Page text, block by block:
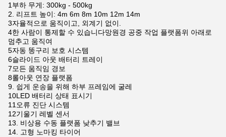
1부하 무게: 300kg - 500kg
2. 리프트 높이: 4m 6m 8m 10m 12m 14m
3자율적으로 움직이고, 외계기 없이.
4한 사람이 통제할 수 있습니다망원경 공중 작업 플랫폼위 아래로
멈추고 움직여
5자동 똥구리 보호 시스템
6슬라이드 아웃 배터리 트레이
7모든 움직임 경보
8롤아웃 연장 플랫폼
9. 쉽게 운송을 위해 하부 프레임에 굴레
10LED 배터리 상태 표시기
11오류 진단 시스템
12기울기 레벨 센서
13. 비상용 수동 플랫폼 낮추기 밸브
14. 고형 노마킹 타이어